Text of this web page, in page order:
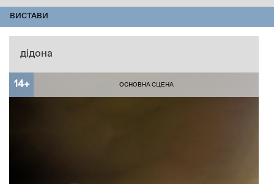
ПЕРСОНАЛІЇ
ВИСТАВИ
ВКЛАДКА)
дідона
14+ ОСНОВНА СЦЕНА